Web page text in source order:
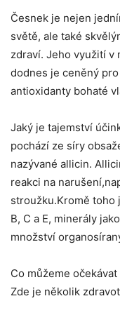
Česnek je‌ nejen
světě, ale také
zdraví. Jeho využití v⁢
dodnes je ceněný
antioxidanty bohaté
Jaký je tajemství
pochází ze síry
nazývané allicin.
reakci na
stroužku.Kromě toho
B, C a E,⁣ minerály
množství
Co můžeme​
Zde je několik